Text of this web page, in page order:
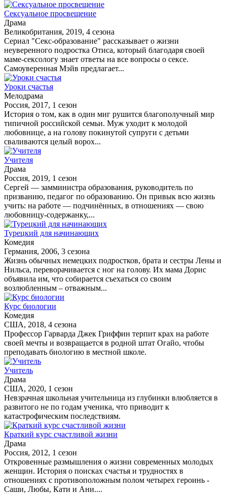
Сексуальное просвещение
Драма
Великобритания, 2019, 4 сезона
Сериал "Секс-образование" рассказывает о жизни
неуверенного подростка Отиса, который благодаря своей
маме-сексологу знает ответы на все вопросы о сексе.
Самоуверенная Мэйв предлагает...
Уроки счастья
Мелодрама
Россия, 2017, 1 сезон
История о том, как в один миг рушится благополучный мир
типичной российской семьи. Муж уходит к молодой
любовнице, а на голову покинутой супруги с детьми
сваливаются целый ворох...
Учителя
Драма
Россия, 2019, 1 сезон
Сергей — замминистра образования, руководитель по
призванию, педагог по образованию. Он привык всю жизнь
учить: на работе — подчинённых, в отношениях — свою
любовницу-содержанку,...
Турецкий для начинающих
Комедия
Германия, 2006, 3 сезона
Жизнь обычных немецких подростков, брата и сестры Лены и
Нильса, переворачивается с ног на голову. Их мама Дорис
объявила им, что собирается съехаться со своим
возлюбленным – отважным...
Курс биологии
Комедия
США, 2018, 4 сезона
Профессор Гарварда Джек Гриффин терпит крах на работе
своей мечты и возвращается в родной штат Огайо, чтобы
преподавать биологию в местной школе.
Учитель
Драма
США, 2020, 1 сезон
Невзрачная школьная учительница из глубинки влюбляется в
развитого не по годам ученика, что приводит к
катастрофическим последствиям.
Краткий курс счастливой жизни
Драма
Россия, 2012, 1 сезон
Откровенные размышления о жизни современных молодых
женщин. История о поисках счастья и трудностях в
отношениях с противоположным полом четырех героинь -
Саши, Любы, Кати и Ани....